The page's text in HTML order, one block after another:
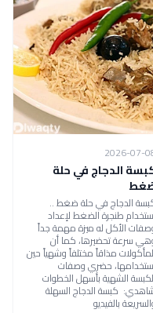
2026-07-
الدجاج في حلة
الدجاج في حلة ضغط ..
طنجرة الضغط لإعداد
الأكل له ميزة مهمة جداً
سرعة تحضيرها، كما أن
مذاقاً مختلفاً وشهياً حين
حضري وصفات
الشهية بأسهل الخطوات
كبسة الدجاج السهلة
بالفيديو